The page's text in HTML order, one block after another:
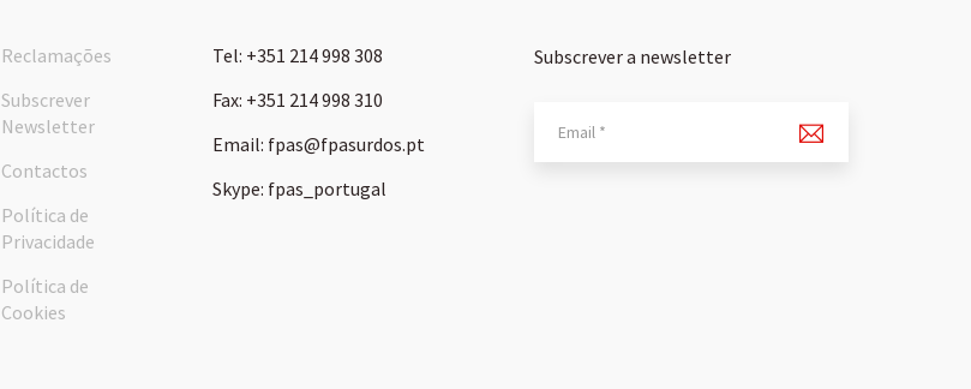
Reclamações
Subscrever
Newsletter
Contactos
Política de
Privacidade
Política de
Cookies
Tel: +351 214 998 308
Fax: +351 214 998 310
Email: fpas@fpasurdos.pt
Skype: fpas_portugal
Subscrever a newsletter